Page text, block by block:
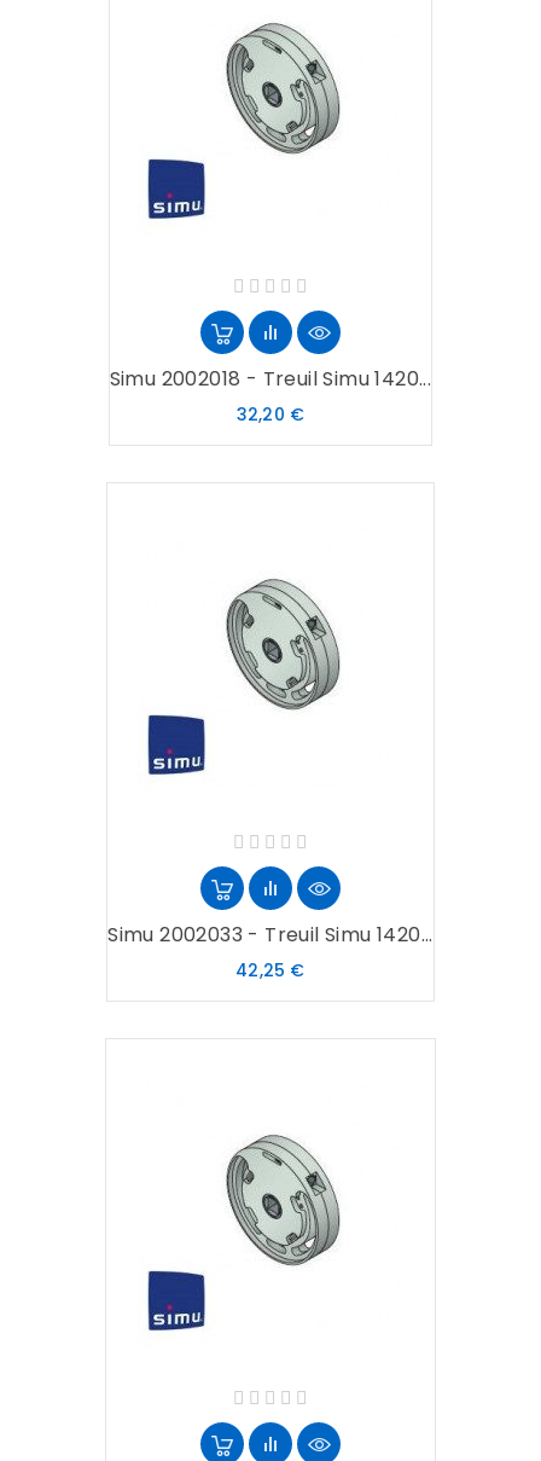
Simu 2002018 - Treuil Simu 1420...
32,20 €Prix
Simu 2002033 - Treuil Simu 1420...
42,25 €Prix